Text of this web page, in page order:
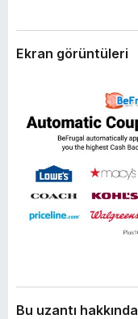
Ekran görüntüleri
Bu uzantı hakkında